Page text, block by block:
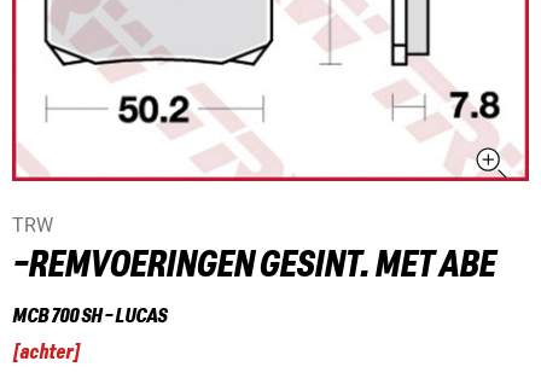
TRW
-REMVOERINGEN GESINT. MET ABE
MCB 700 SH - LUCAS
[achter]